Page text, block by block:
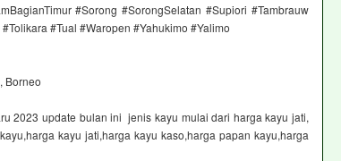
#Sorong #SorongSelatan #Supiori #Tambrauw
#Tual #Waropen #Yahukimo #Yalimo
Borneo
2023 update bulan ini jenis kayu mulai dari harga kayu jati,
kayu jati,harga kayu kaso,harga papan kayu,harga